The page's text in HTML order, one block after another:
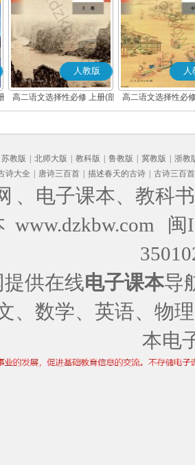
人教版
高二语文选择性必修 上册(部
编版)
人
高二语文选择性必
编版)
苏教版 北师大版 教科版 鲁教版 冀教版
浙教
诗大全
唐诗三百首 描述春天的古诗 古诗三百首
、电子课本、教科
www.dzkbw.com
闽
供在线电子课本导
、数学、英语、物
本电